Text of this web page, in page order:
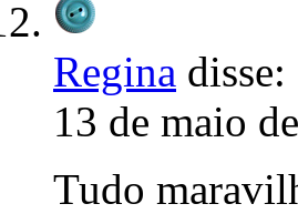
Regina disse:
13 de maio
Tudo